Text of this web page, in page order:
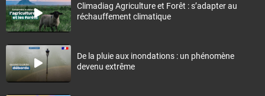
Climadiag Agriculture et Forêt : s’adapter au
réchauffement climatique
De la pluie aux inondations : un phénomène
devenu extrême